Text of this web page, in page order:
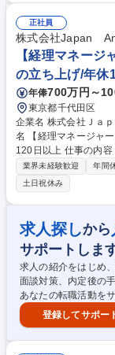
入出金管理、キャッシ
務）■予実管理および
◇将来的には、経理
務・経営管理など）
集職種 【経理(メンバ
週4日）
正社員
株式会社Japan
【経理マネージ
の立ち上げ/年休
年俸700万円～
東京都千代田区
企業名 株式会社Ｊａｐ
名 【経理マネージャ
120日以上 仕事の内容 グループ各社の経理業務を中心に、月次・年次決
算、会計処理の統一
プ全体を俯瞰した経理
管理体制の整備を実施。 【具体的には】体制立ち上げ後は通常の経理
（連結・単体）を担
キャッシュフロー計
■連結グループの入出
■グループ企業の経理
MI）■その他、スター
発生可能性あり 募集職種 【経理マネージャー】動物医療業界/IPO準備/経
理部門の立ち上げ/年
業界未経験歓迎 年間
土日祝休み
求人探しから
サポートしま
求人の紹介をはじめ
面談対策、内定後の
あなたの転職活動を
登録してサポー